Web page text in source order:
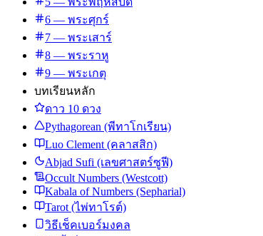
6 — พระศุกร์
7 — พระเสาร์
8 — พระราหู
9 — พระเกตุ
บทเรียนหลัก
ดาว 10 ดวง
Pythagorean (พีทาโกเรียน)
Luo Clement (คลาสสิก)
Abjad Sufi (เลขศาสตร์ซูฟี)
Occult Numbers (Westcott)
Kabala of Numbers (Sepharial)
Tarot (ไพ่ทาโรต์)
วิธีเช็คเบอร์มงคล